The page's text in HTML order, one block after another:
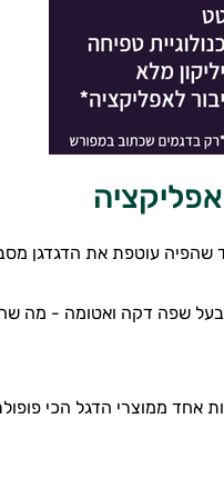
עוטפת את הדגדגן
בעל שפה דקה ואטומה - מה